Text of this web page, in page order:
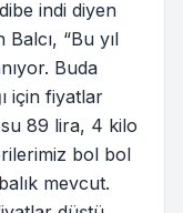
indi diyen
Balcı, “Bu yıl
Buda
için fiyatlar
89 lira, 4 kilo
bol bol
mevcut.